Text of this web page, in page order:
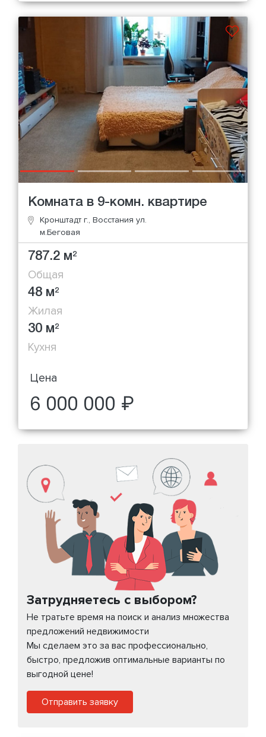
Комната в 9-комн. квартире
Кронштадт г., Восстания ул.
м.Беговая
787.2 м2
Общая
48 м2
Жилая
30 м2
Кухня
Цена
6 000 000 ₽
Затрудняетесь с выбором?
Не тратьте время на поиск и анализ множества
предложений недвижимости
Мы сделаем это за вас профессионально,
быстро, предложив оптимальные варианты по
выгодной цене!
Отправить заявку